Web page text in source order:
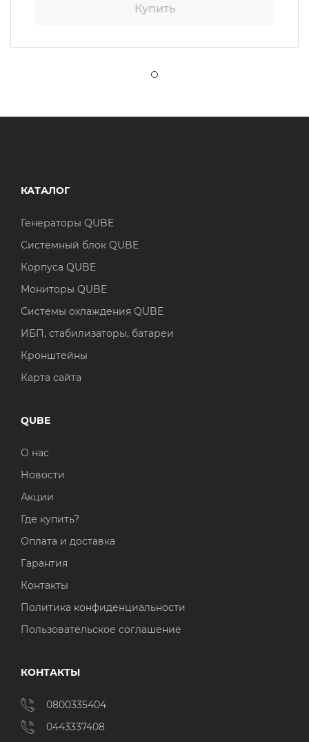
Купить
КАТАЛОГ
Генераторы QUBE
Системный блок QUBE
Корпуса QUBE
Мониторы QUBE
Системы охлаждения QUBE
ИБП, стабилизаторы, батареи
Кронштейны
Карта сайта
QUBE
О нас
Новости
Акции
Где купить?
Оплата и доставка
Гарантия
Контакты
Политика конфиденциальности
Пользовательское соглашение
КОНТАКТЫ
0800335404
0443337408